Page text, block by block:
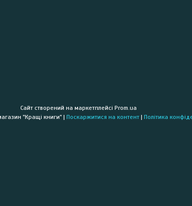
Сайт створений на маркетплейсі Prom.ua
Книжковий інтернет-магазин "Кращі книги" | Поскаржитися на контент | Політика